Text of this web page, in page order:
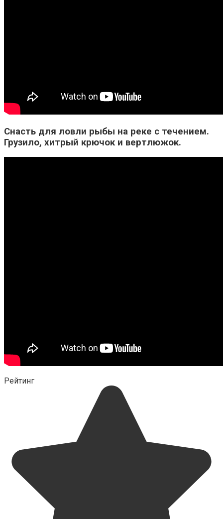
Снасть для ловли рыбы на реке с течением.
Грузило, хитрый крючок и вертлюжок.
Рейтинг